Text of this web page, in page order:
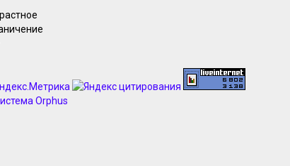
девочку требуют 100 тысяч рублей